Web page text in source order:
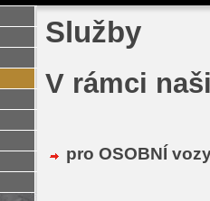
Služby
V rámci
pro OSOBNÍ